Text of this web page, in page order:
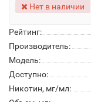
Рейтинг:
Производитель:
Модель:
Доступно:
Никотин, мг/мл:
Нет в наличии